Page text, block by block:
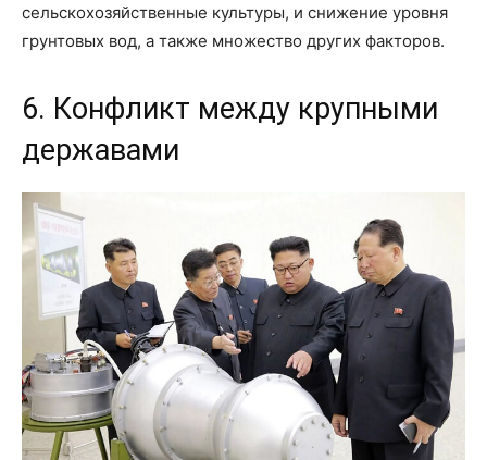
сельскохозяйственные культуры, и снижение уровня
грунтовых вод, а также множество других факторов.
6. Конфликт между крупными
державами